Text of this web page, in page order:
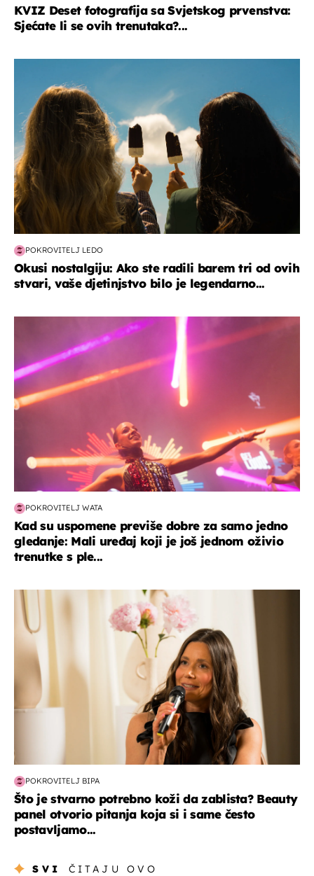
KVIZ Deset fotografija sa Svjetskog prvenstva:
Sjećate li se ovih trenutaka?...
POKROVITELJ LEDO
Okusi nostalgiju: Ako ste radili barem tri od ovih
stvari, vaše djetinjstvo bilo je legendarno...
POKROVITELJ WATA
Kad su uspomene previše dobre za samo jedno
gledanje: Mali uređaj koji je još jednom oživio
trenutke s ple...
moda & ljepota
POKROVITELJ BIPA
Što je stvarno potrebno koži da zablista? Beauty
panel otvorio pitanja koja si i same često
postavljamo...
SVI ČITAJU OVO